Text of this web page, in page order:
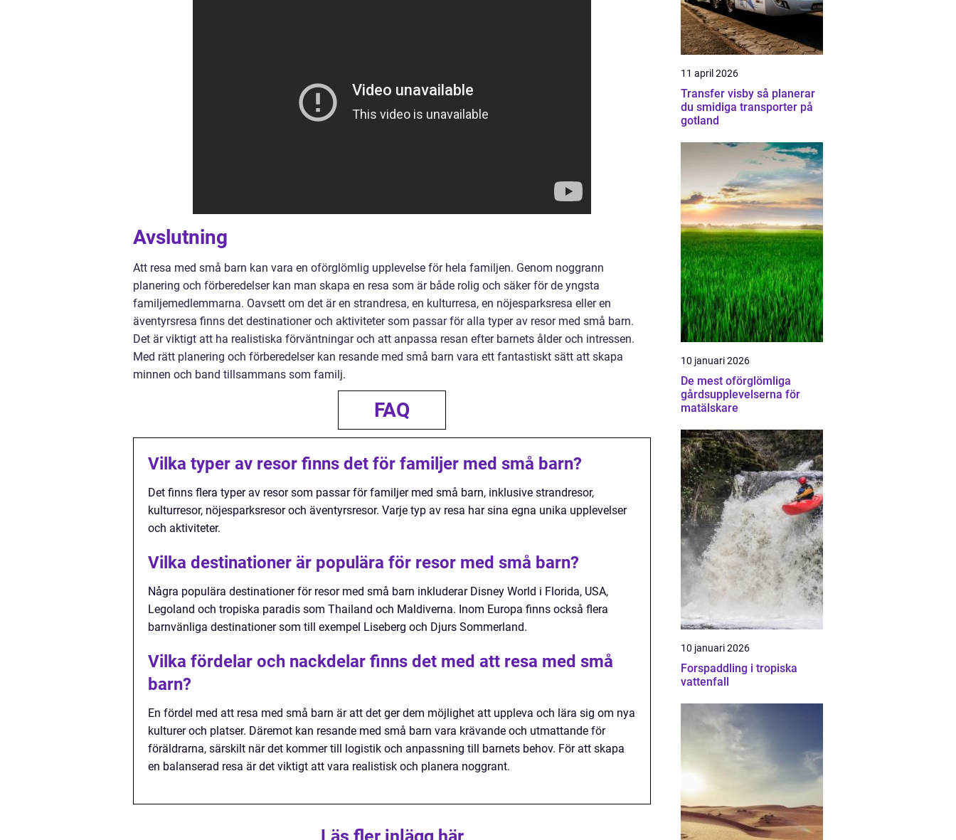
Avslutning
Att resa med små barn kan vara en oförglömlig upplevelse för hela familjen. Genom noggrann
planering och förberedelser kan man skapa en resa som är både rolig och säker för de yngsta
familjemedlemmarna. Oavsett om det är en strandresa, en kulturresa, en nöjesparksresa eller en
äventyrsresa finns det destinationer och aktiviteter som passar för alla typer av resor med små barn.
Det är viktigt att ha realistiska förväntningar och att anpassa resan efter barnets ålder och intressen.
Med rätt planering och förberedelser kan resande med små barn vara ett fantastiskt sätt att skapa
minnen och band tillsammans som familj.
FAQ
Vilka typer av resor finns det för familjer med små barn?
Det finns flera typer av resor som passar för familjer med små barn, inklusive strandresor,
kulturresor, nöjesparksresor och äventyrsresor. Varje typ av resa har sina egna unika upplevelser
och aktiviteter.
Vilka destinationer är populära för resor med små barn?
Några populära destinationer för resor med små barn inkluderar Disney World i Florida, USA,
Legoland och tropiska paradis som Thailand och Maldiverna. Inom Europa finns också flera
barnvänliga destinationer som till exempel Liseberg och Djurs Sommerland.
Vilka fördelar och nackdelar finns det med att resa med små
barn?
En fördel med att resa med små barn är att det ger dem möjlighet att uppleva och lära sig om nya
kulturer och platser. Däremot kan resande med små barn vara krävande och utmattande för
föräldrarna, särskilt när det kommer till logistik och anpassning till barnets behov. För att skapa
en balanserad resa är det viktigt att vara realistisk och planera noggrant.
11 april 2026
Transfer visby så planerar
du smidiga transporter på
gotland
10 januari 2026
De mest oförglömliga
gårdsupplevelserna för
matälskare
10 januari 2026
Forspaddling i tropiska
vattenfall